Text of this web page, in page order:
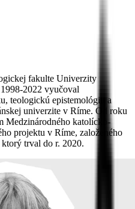
fakulte Univerzity
2022 vyučoval
teologickú epistemológiu a
univerzite v Ríme. Od roku
Medzinárodného katolícko-
projektu v Ríme, založeného
trval do r. 2020.